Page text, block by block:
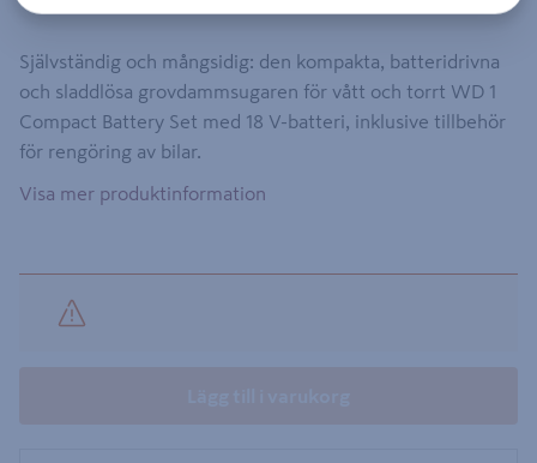
Självständig och mångsidig: den kompakta, batteridrivna
och sladdlösa grovdammsugaren för vått och torrt WD 1
Compact Battery Set med 18 V-batteri, inklusive tillbehör
för rengöring av bilar.
Visa mer produktinformation